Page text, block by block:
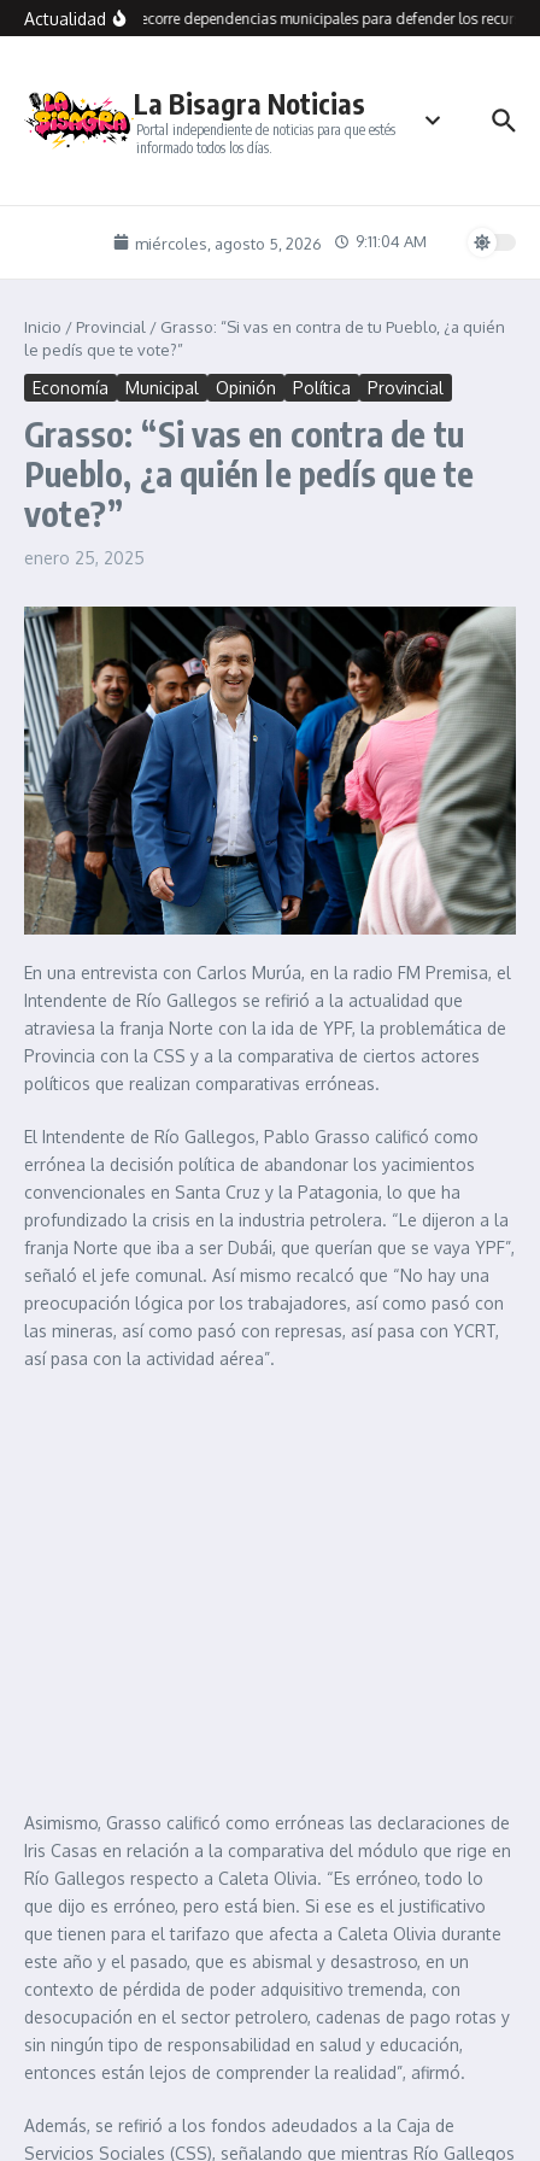
Saltar al contenido
ActualidadGrasso recorre dependencias municipales para defender los
La Bisagra Noticias
Portal independiente de noticias para que estés
informado todos los días.
miércoles, agosto 5, 2026 9:11:04 AM
Inicio / Provincial / Grasso: “Si vas en contra de tu Pueblo, ¿a quién
le pedís que te vote?”
Economía Municipal Opinión Política Provincial
Grasso: “Si vas en contra de tu
Pueblo, ¿a quién le pedís que te
vote?”
enero 25, 2025
En una entrevista con Carlos Murúa, en la radio FM Premisa, el
Intendente de Río Gallegos se refirió a la actualidad que
atraviesa la franja Norte con la ida de YPF, la problemática de
Provincia con la CSS y a la comparativa de ciertos actores
políticos que realizan comparativas erróneas.
El Intendente de Río Gallegos, Pablo Grasso calificó como
errónea la decisión política de abandonar los yacimientos
convencionales en Santa Cruz y la Patagonia, lo que ha
profundizado la crisis en la industria petrolera. “Le dijeron a la
franja Norte que iba a ser Dubái, que querían que se vaya YPF”,
señaló el jefe comunal. Así mismo recalcó que “No hay una
preocupación lógica por los trabajadores, así como pasó con
las mineras, así como pasó con represas, así pasa con YCRT,
así pasa con la actividad aérea”.
Asimismo, Grasso calificó como erróneas las declaraciones de
Iris Casas en relación a la comparativa del módulo que rige en
Río Gallegos respecto a Caleta Olivia. “Es erróneo, todo lo
que dijo es erróneo, pero está bien. Si ese es el justificativo
que tienen para el tarifazo que afecta a Caleta Olivia durante
este año y el pasado, que es abismal y desastroso, en un
contexto de pérdida de poder adquisitivo tremenda, con
desocupación en el sector petrolero, cadenas de pago rotas y
sin ningún tipo de responsabilidad en salud y educación,
entonces están lejos de comprender la realidad”, afirmó.
Además, se refirió a los fondos adeudados a la Caja de
Servicios Sociales (CSS), señalando que mientras Río Gallegos